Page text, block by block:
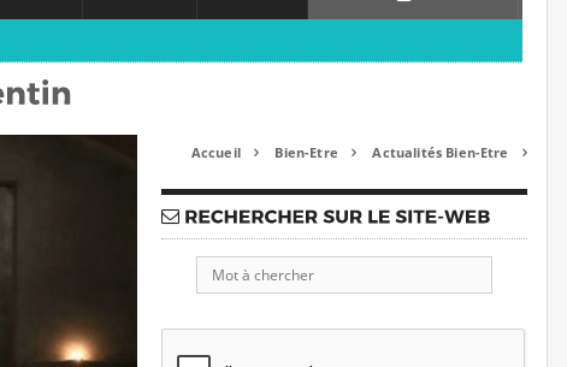
Accueil  Bien-Etre  Actualités Bien-Etre 